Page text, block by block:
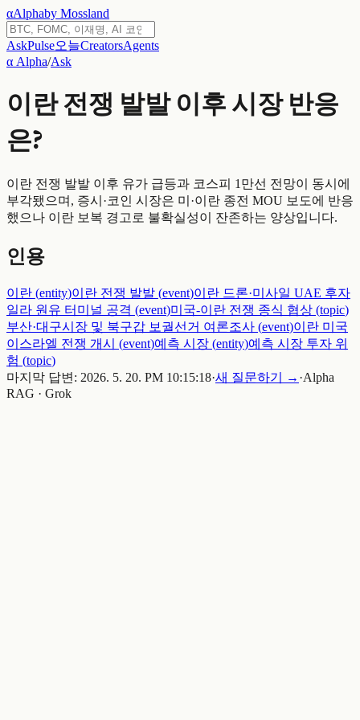
αAlphaby Mossland
AskPulse오늘CreatorsAgents
α Alpha/Ask
이란 전쟁 발발 이후 시장 반응
은?
이란 전쟁 발발 이후 유가 급등과 코스피 1만선 전망이 동시에
부각됐으며, 증시·코인 시장은 미·이란 종전 MOU 보도에 반응
했으나 이란 보복 경고로 불확실성이 잔존하는 양상입니다.
인용
이란 (entity)이란 전쟁 발발 (event)이란 드론·미사일 UAE 후자
일라 원유 터미널 공격 (event)미국-이란 전쟁 종식 협상 (topic)
부산·대구시장 및 북구갑 보궐선거 여론조사 (event)이란 미국
이스라엘 전쟁 개시 (event)예측 시장 (entity)예측 시장 투자 위
험 (topic)
마지막 답변: 2026. 5. 20. PM 10:15:18·새 질문하기 → ·Alpha
RAG · Grok